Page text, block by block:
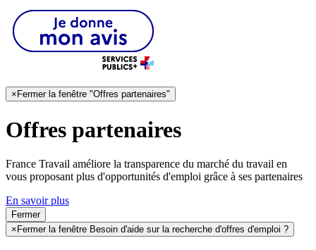
× Fermer la fenêtre "Offres partenaires"
Offres partenaires
France Travail améliore la transparence du marché du travail en
vous proposant plus d'opportunités d'emploi grâce à ses partenaires
En savoir plus
Fermer
× Fermer la fenêtre Besoin d'aide sur la recherche d'offres d'emploi ?